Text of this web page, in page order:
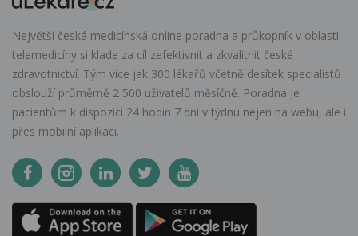
Největší česká medicínská online poradna a průkopník v oblasti
telemedicíny si klade za cíl zefektivnit a zkvalitnit české
zdravotnictví. Tým více jak 300 lékařů včetně desítek specialistů
obslouží průměrně 2 500 uživatelů měsíčně. Poradna je
pacientům k dispozici 24 hodin 7 dní v týdnu nejen na webu, ale i
přes mobilní aplikaci.